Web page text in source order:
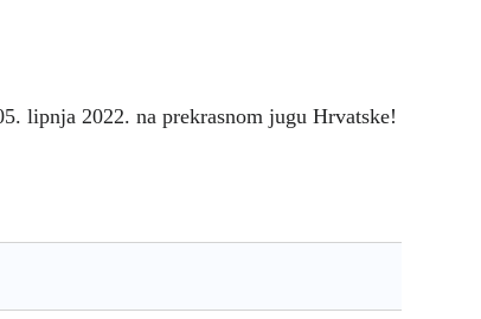
lipnja 2022. na prekrasnom jugu Hrvatske!